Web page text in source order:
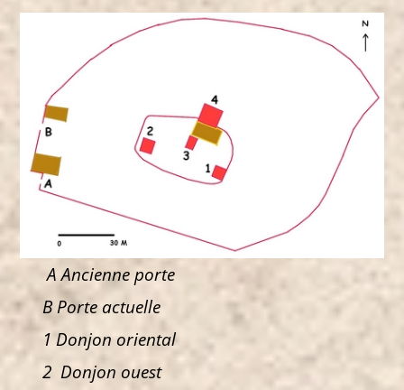
A Ancienne porte
B Porte actuelle
1 Donjon oriental
2 Donjon ouest